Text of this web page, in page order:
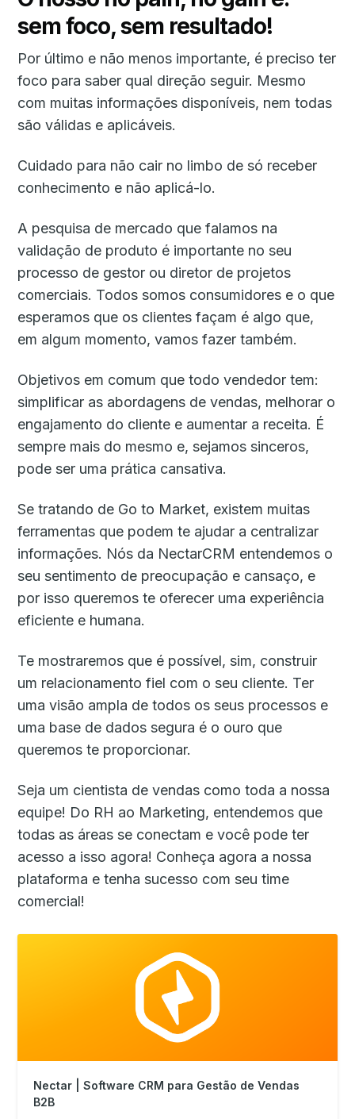
sem foco, sem resultado!
Por último e não menos importante, é preciso ter
foco para saber qual direção seguir. Mesmo
com muitas informações disponíveis, nem todas
são válidas e aplicáveis.
Cuidado para não cair no limbo de só receber
conhecimento e não aplicá-lo.
A pesquisa de mercado que falamos na
validação de produto é importante no seu
processo de gestor ou diretor de projetos
comerciais. Todos somos consumidores e o que
esperamos que os clientes façam é algo que,
em algum momento, vamos fazer também.
Objetivos em comum que todo vendedor tem:
simplificar as abordagens de vendas, melhorar o
engajamento do cliente e aumentar a receita. É
sempre mais do mesmo e, sejamos sinceros,
pode ser uma prática cansativa.
Se tratando de Go to Market, existem muitas
ferramentas que podem te ajudar a centralizar
informações. Nós da NectarCRM entendemos o
seu sentimento de preocupação e cansaço, e
por isso queremos te oferecer uma experiência
eficiente e humana.
Te mostraremos que é possível, sim, construir
um relacionamento fiel com o seu cliente. Ter
uma visão ampla de todos os seus processos e
uma base de dados segura é o ouro que
queremos te proporcionar.
Seja um cientista de vendas como toda a nossa
equipe! Do RH ao Marketing, entendemos que
todas as áreas se conectam e você pode ter
acesso a isso agora! Conheça agora a nossa
plataforma e tenha sucesso com seu time
comercial!
Nectar | Software CRM para Gestão de Vendas
B2B